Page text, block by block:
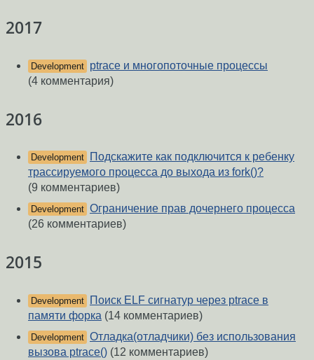
2017
Development ptrace и многопоточные процессы
(4 комментария)
2016
Development
Подскажите как подключится к ребенку
трассируемого процесса до выхода из fork()?
(9 комментариев)
Development Ограничение прав дочернего процесса
(26 комментариев)
2015
Development
Поиск ELF сигнатур через ptrace в
памяти форка (14 комментариев)
Development Отладка(отладчики) без использования
вызова ptrace() (12 комментариев)